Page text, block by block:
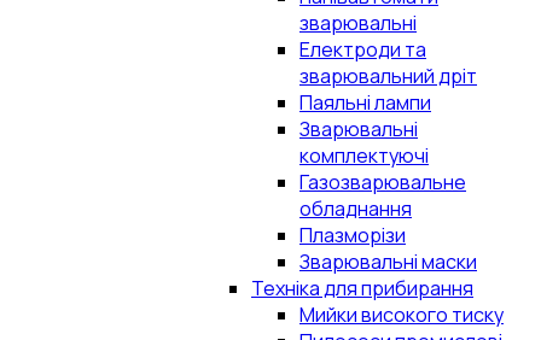
зварювальні
Електроди та
зварювальний дріт
Паяльні лампи
Зварювальні
комплектуючі
Газозварювальне
обладнання
Плазморізи
Зварювальні маски
Техніка для прибирання
Мийки високого тиску